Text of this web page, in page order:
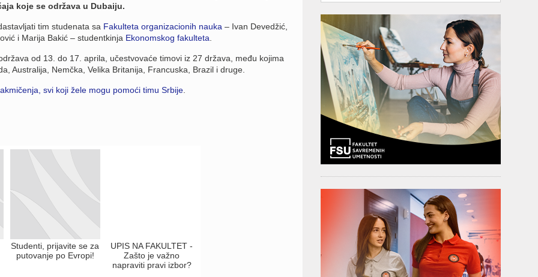
koje se održava u Dubaiju.
tim studenata sa Fakulteta organizacionih nauka – Ivan Devedžić,
i Marija Bakić – studentkinja Ekonomskog fakulteta
od 13. do 17. aprila, učestvovaće timovi iz 27 država, među kojima
Australija, Nemčka, Velika Britanija, Francuska, Brazil i druge.
svi koji žele mogu pomoći timu Srbije.
Studenti, prijavite se za
putovanje po Evropi!
UPIS NA FAKULTET -
Zašto je važno
napraviti pravi izbor?